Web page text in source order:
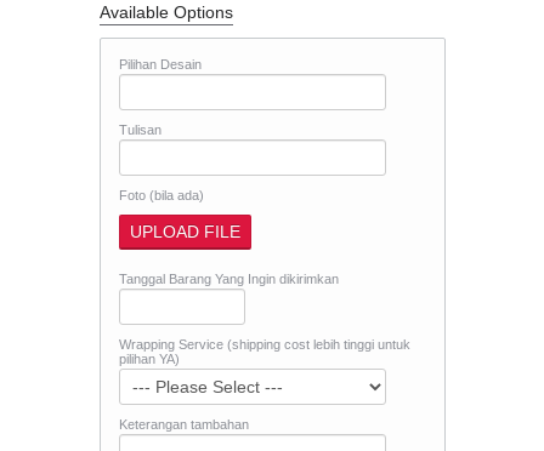
Available Options
Pilihan Desain
Tulisan
Foto (bila ada)
Tanggal Barang Yang Ingin dikirimkan
Wrapping Service (shipping cost lebih tinggi untuk
pilihan YA)
Keterangan tambahan